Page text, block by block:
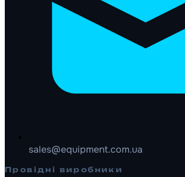
sales@equipment.com.ua
Провідні виробники